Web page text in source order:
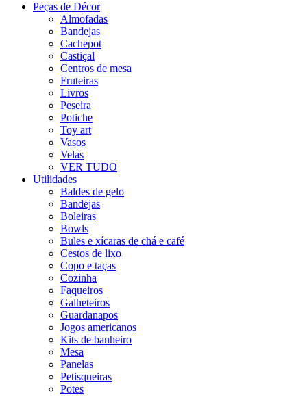
Peças de Décor
Almofadas
Bandejas
Cachepot
Castiçal
Centros de mesa
Fruteiras
Livros
Peseira
Potiche
Toy art
Vasos
Velas
VER TUDO
Utilidades
Baldes de gelo
Bandejas
Boleiras
Bowls
Bules e xícaras de chá e café
Cestos de lixo
Copo e taças
Cozinha
Faqueiros
Galheteiros
Guardanapos
Jogos americanos
Kits de banheiro
Mesa
Panelas
Petisqueiras
Potes